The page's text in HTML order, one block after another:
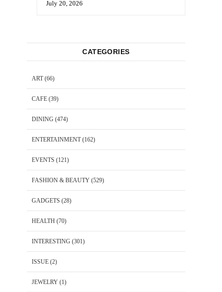
July 20, 2026
CATEGORIES
ART(66)
CAFE (39)
DINING (474)
ENTERTAINMENT(162)
EVENTS (121)
FASHION & BEAUTY (529)
GADGETS (28)
HEALTH (70)
INTERESTING (301)
ISSUE (2)
JEWELRY (1)